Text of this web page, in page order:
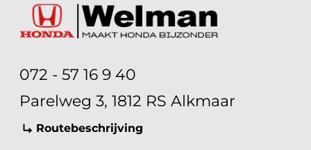
072 - 57 16 9 40
Parelweg 3, 1812 RS Alkmaar
Routebeschrijving